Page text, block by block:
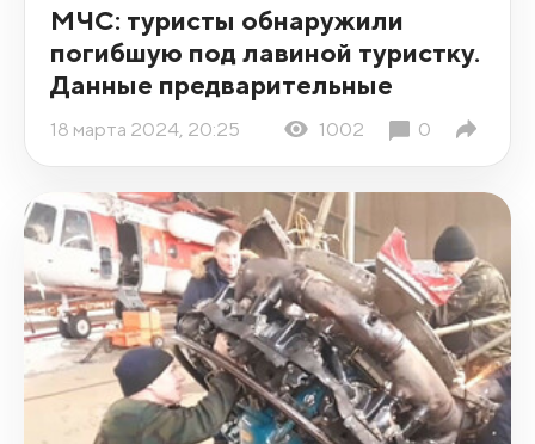
МЧС: туристы обнаружили
погибшую под лавиной туристку.
Данные предварительные
18 марта 2024, 20:25 1002 0